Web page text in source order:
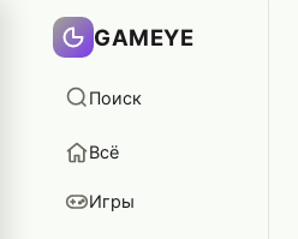
GAMEYE
Поиск
Всё
Игры